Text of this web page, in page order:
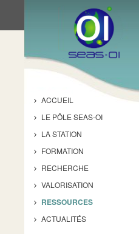
ACCUEIL
LE PÔLE SEAS-OI
LA STATION
FORMATION
RECHERCHE
VALORISATION
RESSOURCES
ACTUALITÉS